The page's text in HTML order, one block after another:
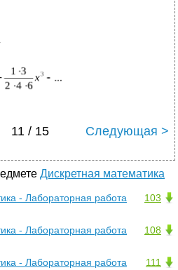
11 / 15 Следующая >
Дискретная математика
103
- Лабораторная работа
108
- Лабораторная работа
111
- Лабораторная работа